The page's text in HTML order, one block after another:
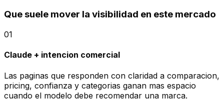
Que suele mover la visibilidad en este mercado
01
Claude + intencion comercial
Las paginas que responden con claridad a comparacion,
pricing, confianza y categorias ganan mas espacio
cuando el modelo debe recomendar una marca.